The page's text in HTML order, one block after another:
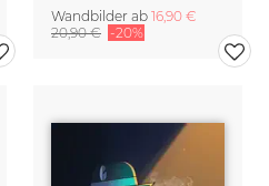
Wandbilder ab 16,90 €
20,90 € -20%